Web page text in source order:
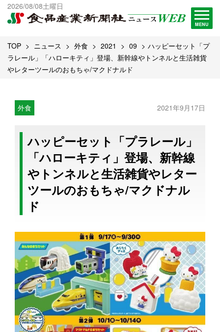
2026/08/08土曜日
MENU
出版物一覧へ
試読・購読申し込み
TOP ニュース 外食 2021 09
ハッピーセット「プ
ラレール」「ハローキティ」登場、新幹線やトンネルと生活雑貨
やレターツールのおもちゃ/マクドナルド
外食 2021年9月17日
ハッピーセット「プラレール」
「ハローキティ」登場、新幹線
やトンネルと生活雑貨やレター
ツールのおもちゃ/マクドナル
ド